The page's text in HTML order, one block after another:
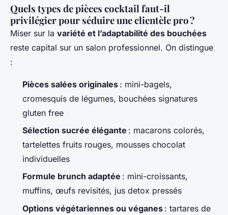
Quels types de pièces cocktail faut-il
privilégier pour séduire une clientèle pro ?
Miser sur la variété et l’adaptabilité des bouchées
reste capital sur un salon professionnel. On distingue
:
Pièces salées originales : mini-bagels,
cromesquis de légumes, bouchées signatures
gluten free
Sélection sucrée élégante : macarons colorés,
tartelettes fruits rouges, mousses chocolat
individuelles
Formule brunch adaptée : mini-croissants,
muffins, œufs revisités, jus detox pressés
Options végétariennes ou véganes : tartares de